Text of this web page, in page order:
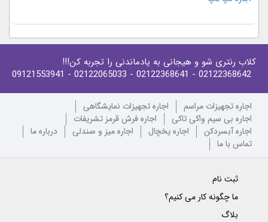
کلاب رنتری شو و هیجانی به یادماندنی را تجربه کن!!!
02122368642
- 02122368641
- 02122065033
- 09121553941
اجاره تجهیزات مراسم
اجاره تجهیزات نمایشگاهی
اجاره بی سیم واکی تاکی
اجاره فرش قرمز تشریفات
اجاره آبسردکن
اجاره یخچال اجاره میز و صندلی
درباره ما
تماس با ما
ثبت نام
ما چگونه کار می کنیم؟
بلاگ